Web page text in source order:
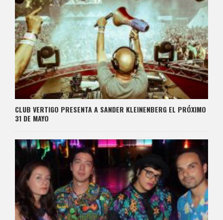
CLUB VERTIGO PRESENTA A SANDER KLEINENBERG EL PRÓXIMO
31 DE MAYO